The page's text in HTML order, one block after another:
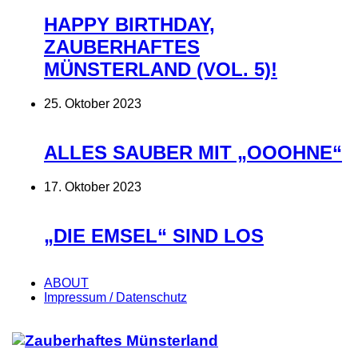
HAPPY BIRTHDAY,
ZAUBERHAFTES
MÜNSTERLAND (VOL. 5)!
25. Oktober 2023
ALLES SAUBER MIT „OOOHNE“
17. Oktober 2023
„DIE EMSEL“ SIND LOS
ABOUT
Impressum / Datenschutz